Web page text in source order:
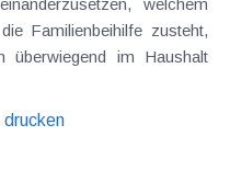
Familienbeihilfe zusteht,
überwiegend im Haushalt
drucken